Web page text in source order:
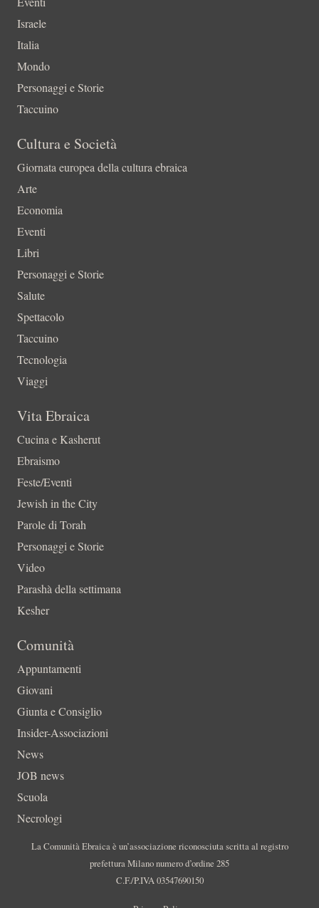
Israele
Italia
Mondo
Personaggi e Storie
Taccuino
Cultura e Società
Giornata europea della cultura ebraica
Arte
Economia
Eventi
Libri
Personaggi e Storie
Salute
Spettacolo
Taccuino
Tecnologia
Viaggi
Vita Ebraica
Cucina e Kasherut
Ebraismo
Feste/Eventi
Jewish in the City
Parole di Torah
Personaggi e Storie
Video
Parashà della settimana
Kesher
Comunità
Appuntamenti
Giovani
Giunta e Consiglio
Insider-Associazioni
News
JOB news
Scuola
Necrologi
La Comunità Ebraica è un’associazione riconosciuta scritta al registro
prefettura Milano numero d’ordine 285
C.F./P.IVA 03547690150